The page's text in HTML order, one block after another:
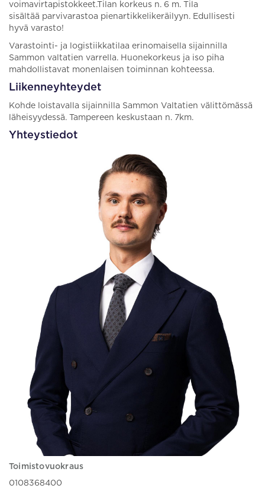
voimavirtapistokkeet.Tilan korkeus n. 6 m. Tila
sisältää parvivarastoa pienartikkelikeräilyyn. Edullisesti
hyvä varasto!
Varastointi- ja logistiikkatilaa erinomaisella sijainnilla
Sammon valtatien varrella. Huonekorkeus ja iso piha
mahdollistavat monenlaisen toiminnan kohteessa.
Liikenneyhteydet
Kohde loistavalla sijainnilla Sammon Valtatien välittömässä
läheisyydessä. Tampereen keskustaan n. 7km.
Yhteystiedot
Toimistovuokraus
0108368400